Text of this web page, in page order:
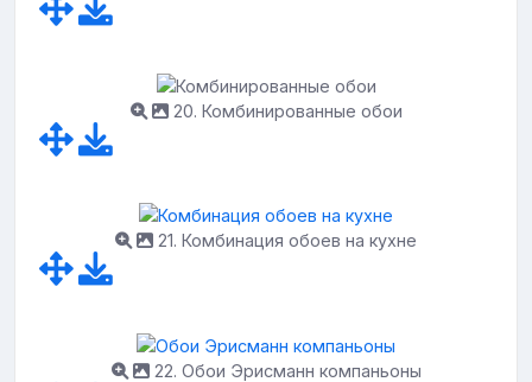
20. Комбинированные обои
21. Комбинация обоев на кухне
22. Обои Эрисманн компаньоны